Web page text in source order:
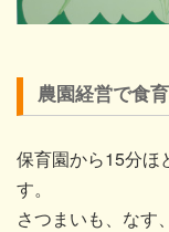
農園経営で食
保育園から15分ほ
す。
さつまいも、なす